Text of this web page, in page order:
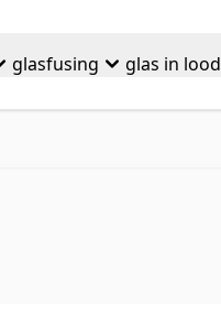
glasfusing glas in lood